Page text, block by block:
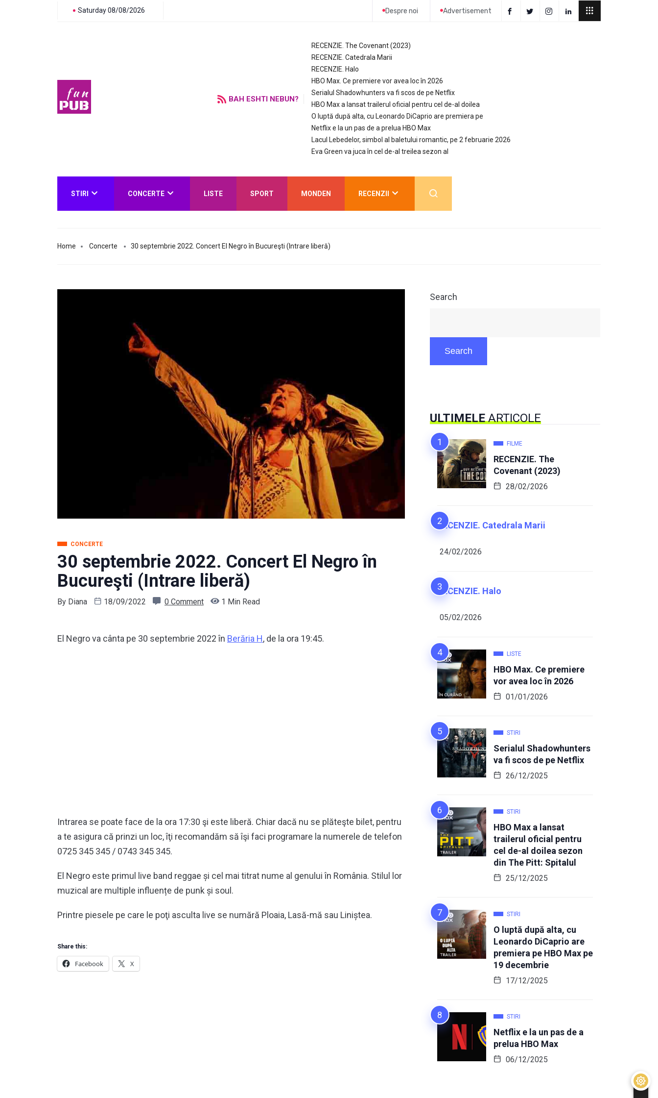
Saturday 08/08/2026 Despre noi Advertisement
BAH ESHTI NEBUN?
RECENZIE. The Covenant (2023)
RECENZIE. Catedrala Marii
RECENZIE. Halo
HBO Max. Ce premiere vor avea loc în 2026
Serialul Shadowhunters va fi scos de pe Netflix
HBO Max a lansat trailerul oficial pentru cel de-al doilea
O luptă după alta, cu Leonardo DiCaprio are premiera pe
Netflix e la un pas de a prelua HBO Max
Lacul Lebedelor, simbol al baletului romantic, pe 2 februarie 2026
Eva Green va juca în cel de-al treilea sezon al
STIRI CONCERTE LISTE SPORT MONDEN RECENZII
Home Concerte 30 septembrie 2022. Concert El Negro în Bucureşti (Intrare liberă)
CONCERTE
30 septembrie 2022. Concert El Negro în
Bucureşti (Intrare liberă)
By Diana 18/09/2022 0 Comment 1 Min Read
El Negro va cânta pe 30 septembrie 2022 în Berăria H, de la ora 19:45.
Intrarea se poate face de la ora 17:30 şi este liberă. Chiar dacă nu se plăteşte bilet, pentru
a te asigura că prinzi un loc, îţi recomandăm să îşi faci programare la numerele de telefon
0725 345 345 / 0743 345 345.
El Negro este primul live band reggae și cel mai titrat nume al genului în România. Stilul lor
muzical are multiple influențe de punk și soul.
Printre piesele pe care le poţi asculta live se numără Ploaia, Lasă-mă sau Liniștea.
Share this:
Facebook X
Search
Search
ULTIMELEARTICOLE
FILME
RECENZIE. The
Covenant (2023)
28/02/2026
RECENZIE. Catedrala Marii
24/02/2026
RECENZIE. Halo
05/02/2026
LISTE
HBO Max. Ce premiere
vor avea loc în 2026
01/01/2026
STIRI
Serialul Shadowhunters
va fi scos de pe Netflix
26/12/2025
STIRI
HBO Max a lansat
trailerul oficial pentru
cel de-al doilea sezon
din The Pitt: Spitalul
25/12/2025
STIRI
O luptă după alta, cu
Leonardo DiCaprio are
premiera pe HBO Max pe
19 decembrie
17/12/2025
STIRI
Netflix e la un pas de a
prelua HBO Max
06/12/2025